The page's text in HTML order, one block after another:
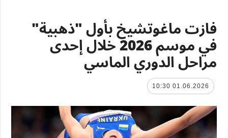
فازت ماغوتشيخ بأول "ذهبية"
في موسم 2026 خلال إحدى
مراحل الدوري الماسي
01.06.2026 10:30